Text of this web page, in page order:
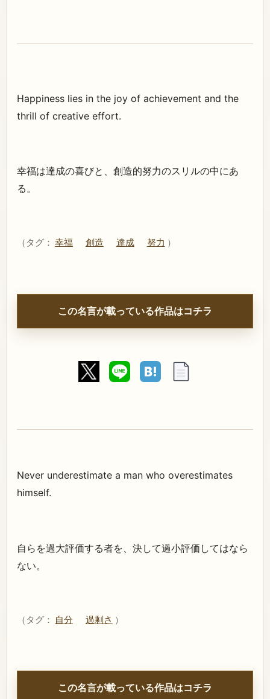
Happiness lies in the joy of achievement and the
thrill of creative effort.
幸福は達成の喜びと、創造的努力のスリルの中にあ
る。
（タグ： 幸福 創造 達成 努力 ）
この名言が載っている作品はコチラ
Never underestimate a man who overestimates
himself.
自らを過大評価する者を、決して過小評価してはなら
ない。
（タグ： 自分 過剰さ ）
この名言が載っている作品はコチラ